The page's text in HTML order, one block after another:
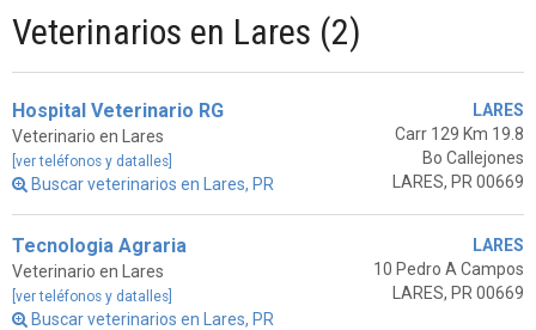
Veterinarios en Lares (2)
Hospital Veterinario RG
Veterinario en Lares
[ver teléfonos y datalles]
Buscar veterinarios en Lares, PR
LARES
Carr 129 Km 19.8
Bo Callejones
LARES, PR 00669
Tecnologia Agraria
Veterinario en Lares
[ver teléfonos y datalles]
Buscar veterinarios en Lares, PR
LARES
10 Pedro A Campos
LARES, PR 00669